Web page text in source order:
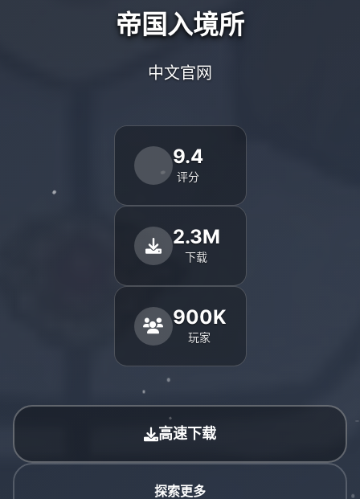
帝国入境所
中文官网
9.4
评分
2.3M
下载
900K
玩家
高速下载
探索更多